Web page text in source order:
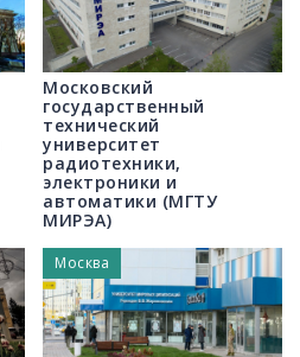
Московский
государственный
технический
университет
радиотехники,
электроники и
автоматики (МГТУ
МИРЭА)
Москва